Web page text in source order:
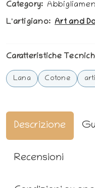
Category:
L'artigiano: Art and
Caratteristiche
Lana Cotone
Descrizione
Recensioni